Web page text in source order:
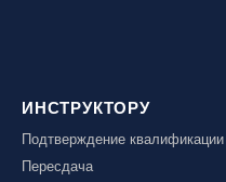
ИНСТРУКТОРУ
Подтверждение квалификации
Пересдача